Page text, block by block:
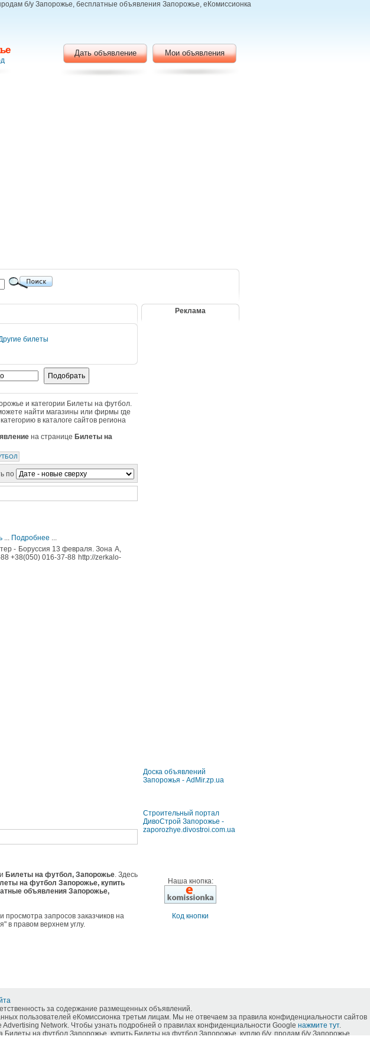
б/у Запорожье, бесплатные объявления Запорожье, еКомиссионка
Дать объявление Мои объявления
билеты
и категории Билеты на футбол.
найти магазины или фирмы где
в каталоге сайтов региона
на странице Билеты на
по
... Подробнее ...
- Боруссия 13 февраля. Зона А,
+38(050) 016-37-88 http://zerkalo-
Билеты на футбол, Запорожье. Здесь
на футбол Запорожье, купить
объявления Запорожье,
запросов заказчиков на
в правом верхнем углу.
Реклама
Доска объявлений
Запорожья - AdMir.zp.ua
Строительный портал
ДивоСтрой Запорожье -
zaporozhye.divostroi.com.ua
Наша кнопка:
Код кнопки
за содержание размещенных объявлений.
пользователей еКомиссионка третьм лицам. Мы не отвечаем за правила конфиденциальности сайтов
Network. Чтобы узнать подробней о правилах конфиденциальности Google нажмите тут.
на футбол Запорожье, купить Билеты на футбол Запорожье, куплю б/у, продам б/у Запорожье,